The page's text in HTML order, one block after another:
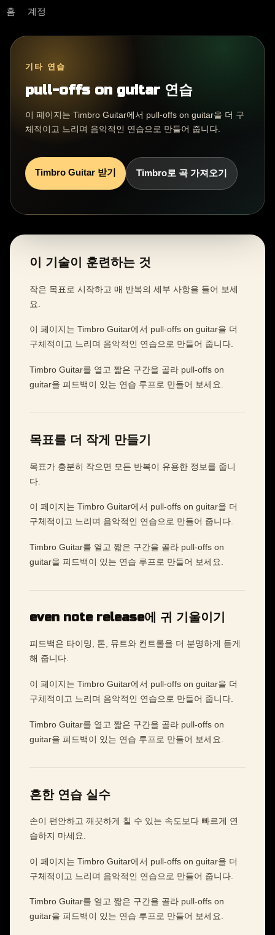
홈 계정
기타 연습
pull-offs on guitar 연습
이 페이지는 Timbro Guitar에서 pull-offs on guitar을 더 구
체적이고 느리며 음악적인 연습으로 만들어 줍니다.
Timbro Guitar 받기 Timbro로 곡 가져오기
이 기술이 훈련하는 것
작은 목표로 시작하고 매 반복의 세부 사항을 들어 보세
요.
이 페이지는 Timbro Guitar에서 pull-offs on guitar을 더
구체적이고 느리며 음악적인 연습으로 만들어 줍니다.
Timbro Guitar를 열고 짧은 구간을 골라 pull-offs on
guitar을 피드백이 있는 연습 루프로 만들어 보세요.
목표를 더 작게 만들기
목표가 충분히 작으면 모든 반복이 유용한 정보를 줍니
다.
이 페이지는 Timbro Guitar에서 pull-offs on guitar을 더
구체적이고 느리며 음악적인 연습으로 만들어 줍니다.
Timbro Guitar를 열고 짧은 구간을 골라 pull-offs on
guitar을 피드백이 있는 연습 루프로 만들어 보세요.
even note release에 귀 기울이기
피드백은 타이밍, 톤, 뮤트와 컨트롤을 더 분명하게 듣게
해 줍니다.
이 페이지는 Timbro Guitar에서 pull-offs on guitar을 더
구체적이고 느리며 음악적인 연습으로 만들어 줍니다.
Timbro Guitar를 열고 짧은 구간을 골라 pull-offs on
guitar을 피드백이 있는 연습 루프로 만들어 보세요.
흔한 연습 실수
손이 편안하고 깨끗하게 칠 수 있는 속도보다 빠르게 연
습하지 마세요.
이 페이지는 Timbro Guitar에서 pull-offs on guitar을 더
구체적이고 느리며 음악적인 연습으로 만들어 줍니다.
Timbro Guitar를 열고 짧은 구간을 골라 pull-offs on
guitar을 피드백이 있는 연습 루프로 만들어 보세요.